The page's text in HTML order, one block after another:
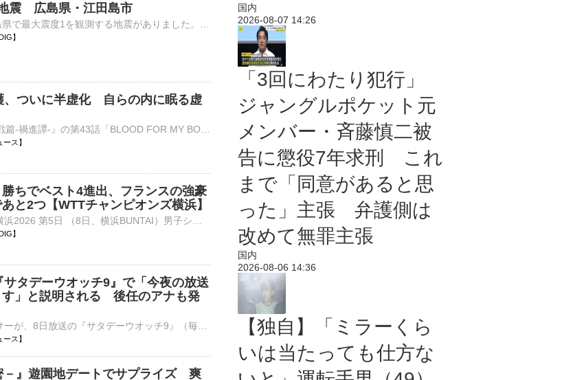
震 広島県・江田島市
】
、ついに半虚化 自らの内に眠る虚
ス】
ちでベスト4進出、フランスの強豪
と2つ【WTTチャンピオンズ横浜】
】
タデーウオッチ9』で「今夜の放送
す」と説明される 後任のアナも発
ス】
－』遊園地デートでサプライズ 爽
国内
2026-08-07 14:26
「3回にわたり犯行」
ジャングルポケット元
メンバー・斉藤慎二被
告に懲役7年求刑 これ
まで「同意があると思
った」主張 弁護側は
改めて無罪主張
国内
2026-08-06 14:36
【独自】「ミラーくら
いは当たっても仕方な